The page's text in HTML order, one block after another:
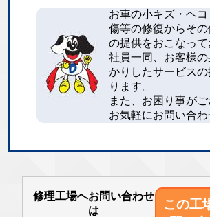
お車の小キズ・ヘ
傷等の修復からそ
の提供をおこなって
社員一同、お客様
かりしたサービス
ります。
また、お困り事がご
お気軽にお問い合わ
修理工場へお問い合わせ
は
この工